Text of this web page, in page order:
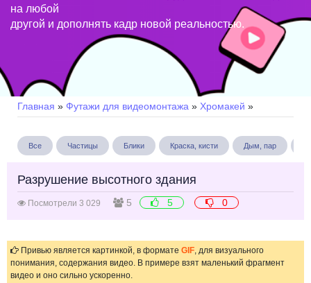
на любой
другой и дополнять кадр новой реальностью.
Главная » Футажи для видеомонтажа » Хромакей »
Все Частицы Блики Краска, кисти Дым, пар
Разрушение высотного здания
Посмотрели 3 029 5 5 0
Привью является картинкой, в формате GIF, для визуального
понимания, содержания видео. В примере взят маленький фрагмент
видео и оно сильно ускоренно.